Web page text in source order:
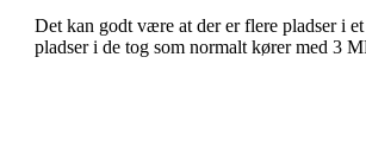
Det kan godt være at der er flere pladser i
pladser i de tog som normalt kører med 3